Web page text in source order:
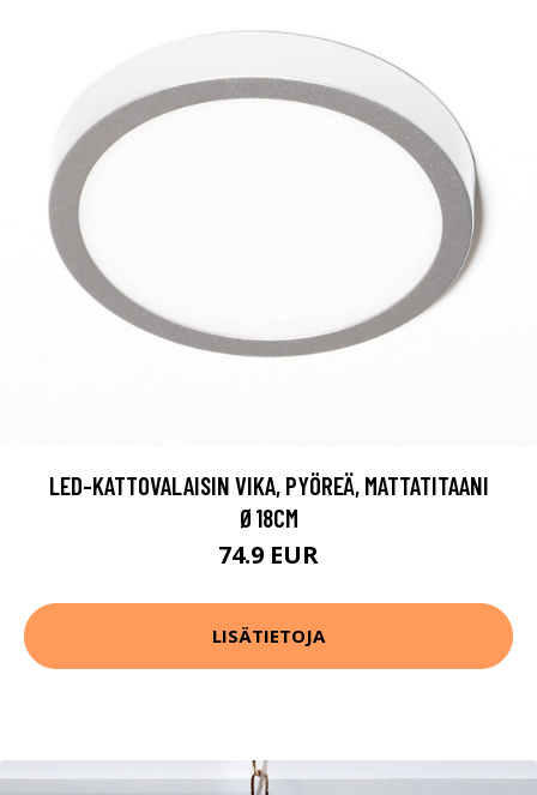
LED-KATTOVALAISIN VIKA, PYÖREÄ, MATTATITAANI
Ø18CM
74.9 EUR
LISÄTIETOJA